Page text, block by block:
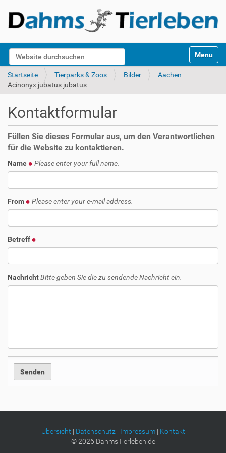
Website durchsuchen
k
Toggle
Startseite Tierparks & Zoos Bilder
Aachen
Acinonyx jubatus jubatus
Kontaktformular
Füllen Sie dieses Formular aus, um den Verantwortlichen
für die Website zu kontaktieren.
Name Please enter your full name.
From Please enter your e-mail address.
Betreff
NachrichtBitte geben Sie die zu sendende Nachricht ein.
Übersicht | Datenschutz| Impressum| Kontakt
©2026 DahmsTierleben.de